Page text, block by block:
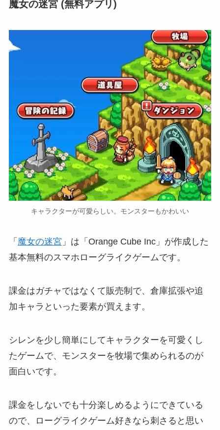
魔女の迷宮 (無料アプリ)
キャラクターが可愛らしい。モンスターもかわいい
「 魔女の迷宮 」は「Orange Cube Inc」が作成した
基本無料のスマホローグライクゲームです。
課金はガチャではなくて販売制で、倉庫拡張や追
加キャラといった要素が買えます。
シレンを少し簡単にしてキャラクターを可愛くし
たゲームで、モンスターを牧場で集められるのが
面白いです。
課金をしないでも十分楽しめるようにできている
ので、ローグライクゲーム好きなら刺さると思い